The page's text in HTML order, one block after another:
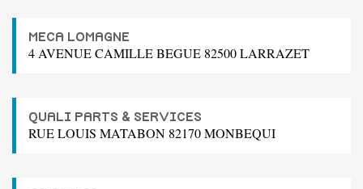
MECA LOMAGNE
4 AVENUE CAMILLE BEGUE 82500 LARRAZET
QUALI PARTS & SERVICES
RUE LOUIS MATABON 82170 MONBEQUI